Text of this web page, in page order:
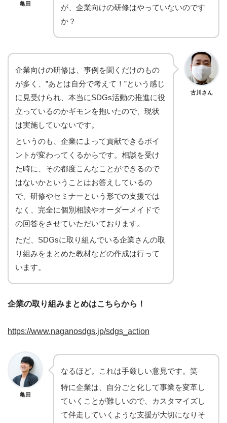
亀田
が、企業向けの研修はやっていないのです
か？
古川さん
企業向けの研修は、事例を聞くだけのもの
が多く、”あとは自分で考えて！”という感じ
に見受けられ、本当にSDGs活動の推進に役
立っているのかギモンを抱いたので、現状
は実施していないです。
というのも、企業によって貢献できるポイ
ントが変わってくるからです。相談を受け
た時に、その都度こんなことができるので
はないかということはお答えしているの
で、研修やセミナーという形での支援では
なく、完全に個別相談やオーダーメイドで
の回答をさせていただいております。
ただ、SDGsに取り組んでいる企業さんの取
り組みをまとめた教材などの作成は行って
います。
企業の取り組みまとめはこちらから！
https://www.naganosdgs.jp/sdgs_action
亀田
なるほど。これは手厳しい意見です。笑
特に企業は、自分ごと化して事業を変革し
ていくことが難しいので、カスタマイズし
て伴走していくような支援が大切になりそ